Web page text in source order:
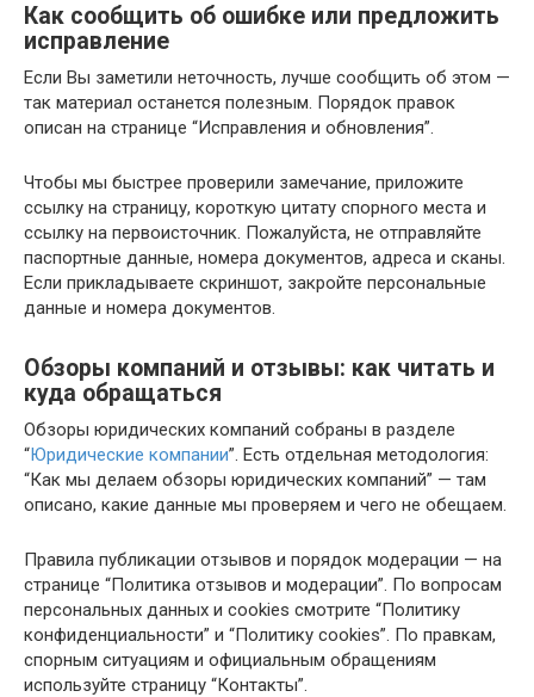
Как сообщить об ошибке или предложить
исправление
Если Вы заметили неточность, лучше сообщить об этом —
так материал останется полезным. Порядок правок
описан на странице “Исправления и обновления”.
Чтобы мы быстрее проверили замечание, приложите
ссылку на страницу, короткую цитату спорного места и
ссылку на первоисточник. Пожалуйста, не отправляйте
паспортные данные, номера документов, адреса и сканы.
Если прикладываете скриншот, закройте персональные
данные и номера документов.
Обзоры компаний и отзывы: как читать и
куда обращаться
Обзоры юридических компаний собраны в разделе
“Юридические компании”. Есть отдельная методология:
“Как мы делаем обзоры юридических компаний” — там
описано, какие данные мы проверяем и чего не обещаем.
Правила публикации отзывов и порядок модерации — на
странице “Политика отзывов и модерации”. По вопросам
персональных данных и cookies смотрите “Политику
конфиденциальности” и “Политику cookies”. По правкам,
спорным ситуациям и официальным обращениям
используйте страницу “Контакты”.